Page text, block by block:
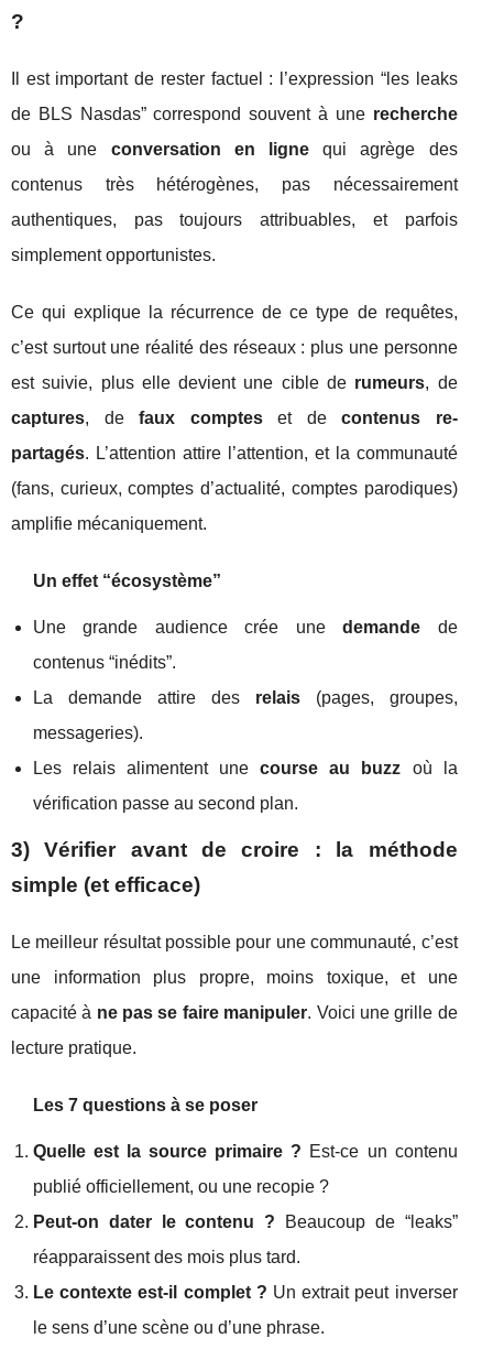
?
Il est important de rester factuel : l’expression “les leaks
de BLS Nasdas” correspond souvent à une recherche
ou à une conversation en ligne qui agrège des
contenus très hétérogènes, pas nécessairement
authentiques, pas toujours attribuables, et parfois
simplement opportunistes.
Ce qui explique la récurrence de ce type de requêtes,
c’est surtout une réalité des réseaux : plus une personne
est suivie, plus elle devient une cible de rumeurs, de
captures, defaux compteset decontenus re-
partagés. L’attention attire l’attention, et la communauté
(fans, curieux, comptes d’actualité, comptes parodiques)
amplifie mécaniquement.
Un effet “écosystème”
Une grande audience crée unedemande de
contenus “inédits”.
La demande attire des relais(pages, groupes,
messageries).
Les relais alimentent unecourse au buzz où la
vérification passe au second plan.
3) Vérifier avant de croire : la méthode
simple (et efficace)
Le meilleur résultat possible pour une communauté, c’est
une information plus propre, moins toxique, et une
capacité à ne pas se faire manipuler. Voici une grille de
lecture pratique.
Les 7 questions à se poser
Quelle est la source primaire ? Est-ce un contenu
publié officiellement, ou une recopie ?
Peut-on dater le contenu ? Beaucoup de “leaks”
réapparaissent des mois plus tard.
Le contexte est-il complet ? Un extrait peut inverser
le sens d’une scène ou d’une phrase.